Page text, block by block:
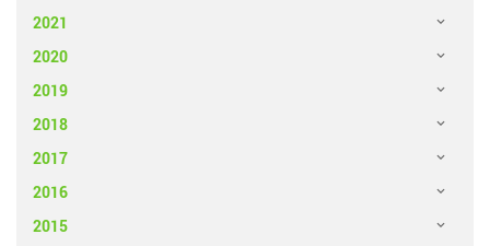
2021
2020
2019
2018
2017
2016
2015